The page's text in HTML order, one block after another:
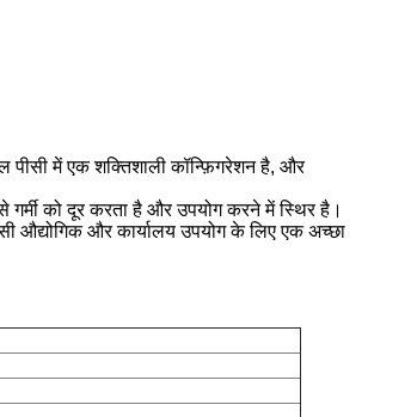
पीसी में एक शक्तिशाली कॉन्फ़िगरेशन है, और
को दूर करता है और उपयोग करने में स्थिर है।
औद्योगिक और कार्यालय उपयोग के लिए एक अच्छा